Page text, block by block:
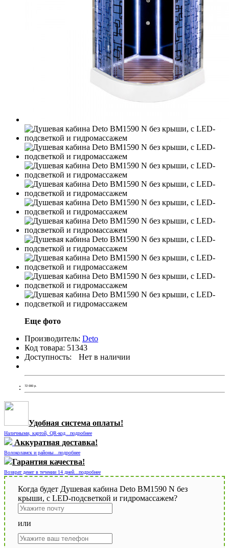
Еще фото
Производитель: Deto
Код товара: 51343
Доступность:
Нет в наличии
72 000 р.
Удобная система оплаты!
Наличными, картой, QR-код...подробнее
Аккуратная доставка!
Волоколамск и районы...подробнее
Гарантия качества!
Возврат денег в течении 14 дней...подробнее
Когда будет Душевая кабина Deto BM1590 N без
крыши, с LED-подсветкой и гидромассажем?
или